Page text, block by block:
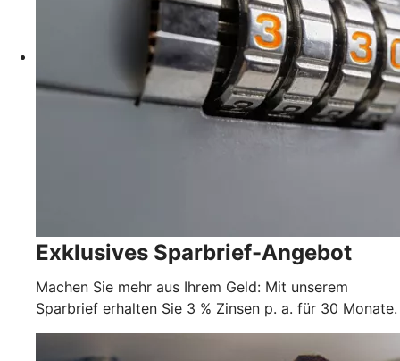
Exklusives Sparbrief-Angebot
Machen Sie mehr aus Ihrem Geld: Mit unserem
Sparbrief erhalten Sie 3 % Zinsen p. a. für 30 Monate.